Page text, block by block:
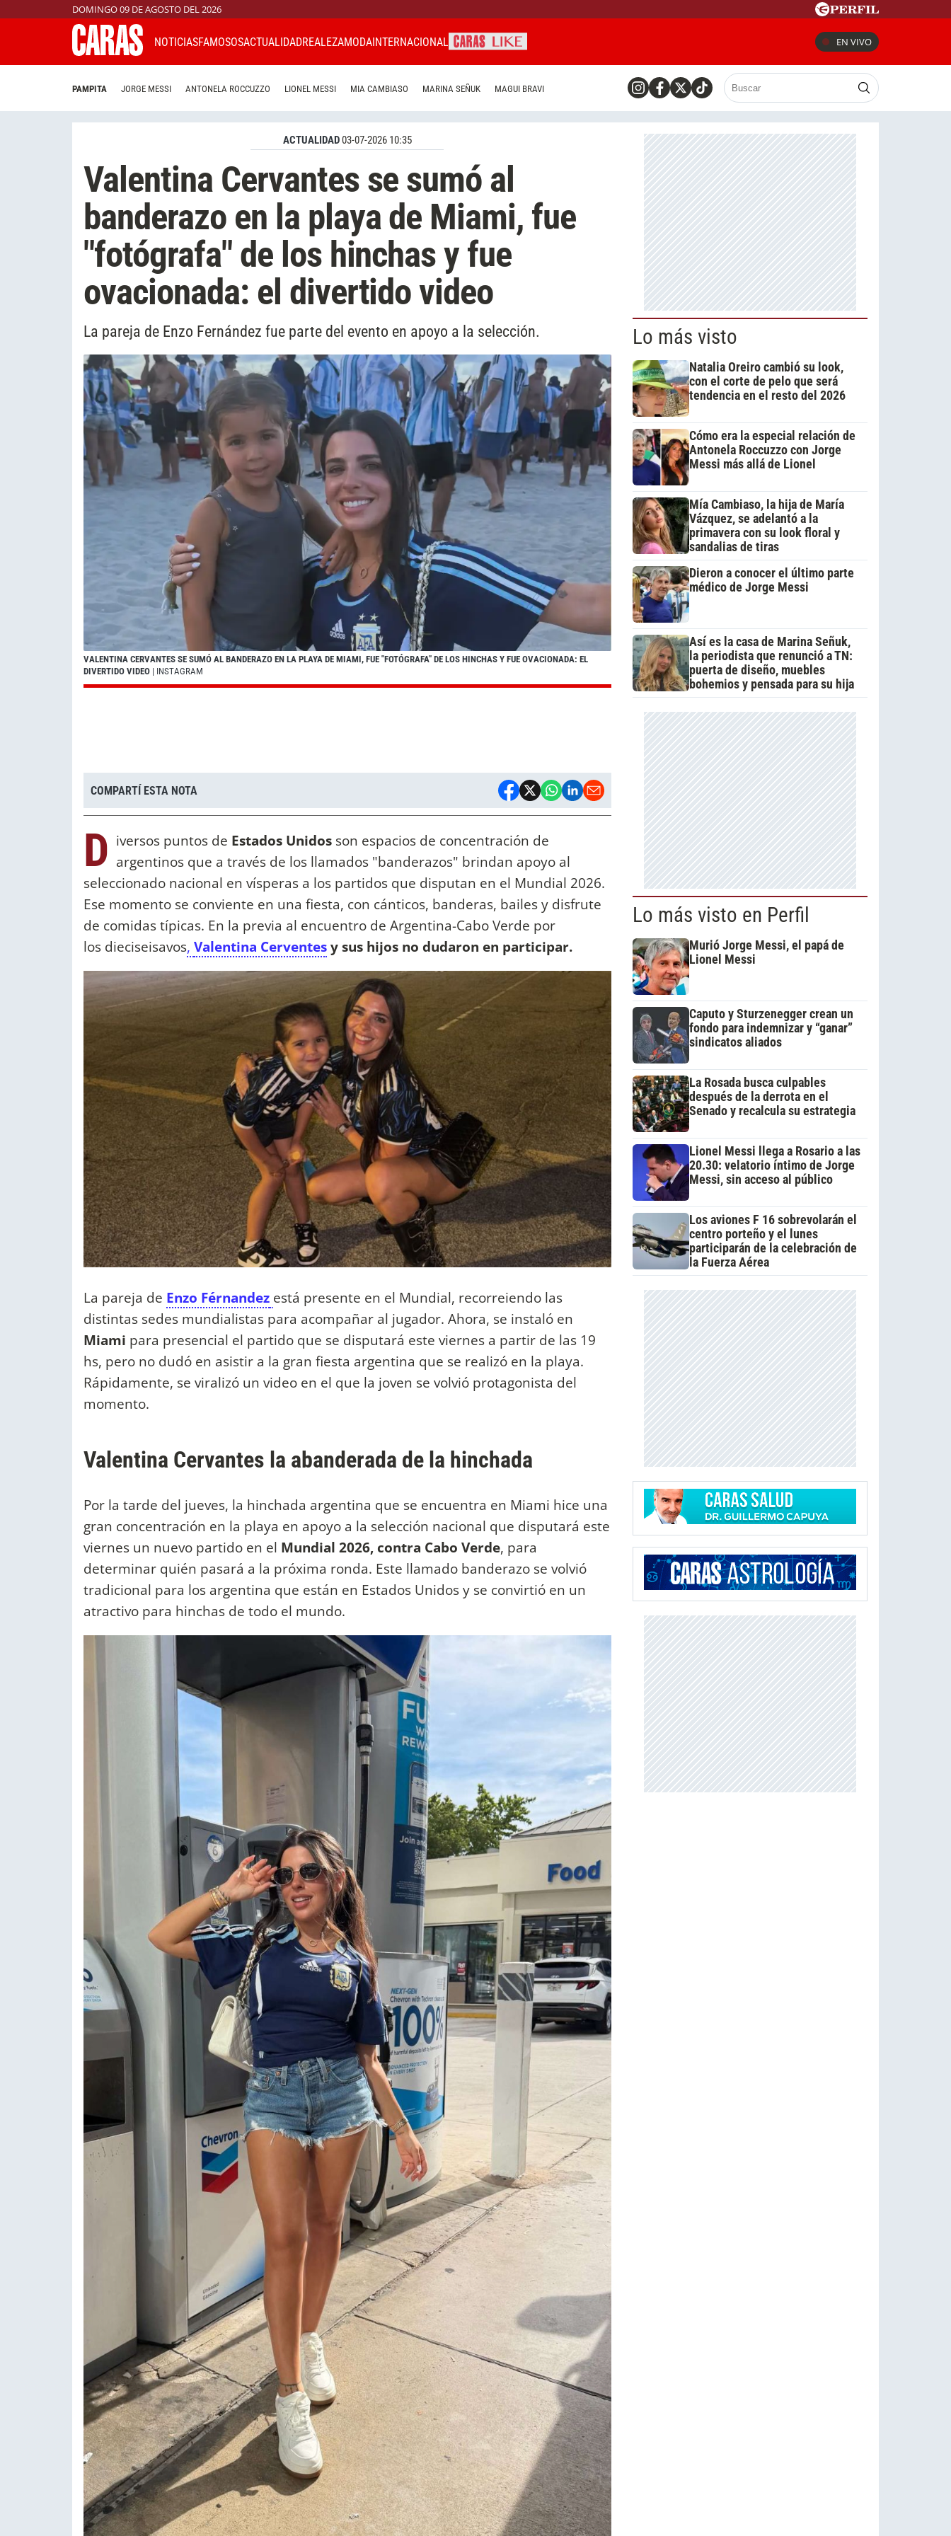
DOMINGO 09 DE AGOSTO DEL 2026
NOTICIASFAMOSOSACTUALIDADREALEZAMODAINTERNACIONAL EN VIVO
PAMPITA JORGE MESSI ANTONELA ROCCUZZO LIONEL MESSI MIA CAMBIASO MARINA SEÑUK MAGUI BRAVI
ACTUALIDAD03-07-2026 10:35
Valentina Cervantes se sumó al
banderazo en la playa de Miami, fue
"fotógrafa" de los hinchas y fue
ovacionada: el divertido video
La pareja de Enzo Fernández fue parte del evento en apoyo a la selección.
VALENTINA CERVANTES SE SUMÓ AL BANDERAZO EN LA PLAYA DE MIAMI, FUE "FOTÓGRAFA" DE LOS HINCHAS Y FUE OVACIONADA: EL
DIVERTIDO VIDEO | INSTAGRAM
COMPARTÍ ESTA NOTA
D iversos puntos de Estados Unidos son espacios de concentración de
argentinos que a través de los llamados "banderazos" brindan apoyo al
seleccionado nacional en vísperas a los partidos que disputan en el Mundial 2026.
Ese momento se conviente en una fiesta, con cánticos, banderas, bailes y disfrute
de comidas típicas. En la previa al encuentro de Argentina-Cabo Verde por
los dieciseisavos, Valentina Cerventesy sus hijos no dudaron en participar.
La pareja de Enzo Férnandez está presente en el Mundial, recorreiendo las
distintas sedes mundialistas para acompañar al jugador. Ahora, se instaló en
Miami para presencial el partido que se disputará este viernes a partir de las 19
hs, pero no dudó en asistir a la gran fiesta argentina que se realizó en la playa.
Rápidamente, se viralizó un video en el que la joven se volvió protagonista del
momento.
Valentina Cervantes la abanderada de la hinchada
Por la tarde del jueves, la hinchada argentina que se encuentra en Miami hice una
gran concentración en la playa en apoyo a la selección nacional que disputará este
viernes un nuevo partido en el Mundial 2026, contra Cabo Verde, para
determinar quién pasará a la próxima ronda. Este llamado banderazo se volvió
tradicional para los argentina que están en Estados Unidos y se convirtió en un
atractivo para hinchas de todo el mundo.
Lo más visto
Natalia Oreiro cambió su look,
con el corte de pelo que será
tendencia en el resto del 2026
Cómo era la especial relación de
Antonela Roccuzzo con Jorge
Messi más allá de Lionel
Mía Cambiaso, la hija de María
Vázquez, se adelantó a la
primavera con su look floral y
sandalias de tiras
Dieron a conocer el último parte
médico de Jorge Messi
Así es la casa de Marina Señuk,
la periodista que renunció a TN:
puerta de diseño, muebles
bohemios y pensada para su hija
Lo más visto en Perfil
Murió Jorge Messi, el papá de
Lionel Messi
Caputo y Sturzenegger crean un
fondo para indemnizar y “ganar”
sindicatos aliados
La Rosada busca culpables
después de la derrota en el
Senado y recalcula su estrategia
Lionel Messi llega a Rosario a las
20.30: velatorio íntimo de Jorge
Messi, sin acceso al público
Los aviones F 16 sobrevolarán el
centro porteño y el lunes
participarán de la celebración de
la Fuerza Aérea